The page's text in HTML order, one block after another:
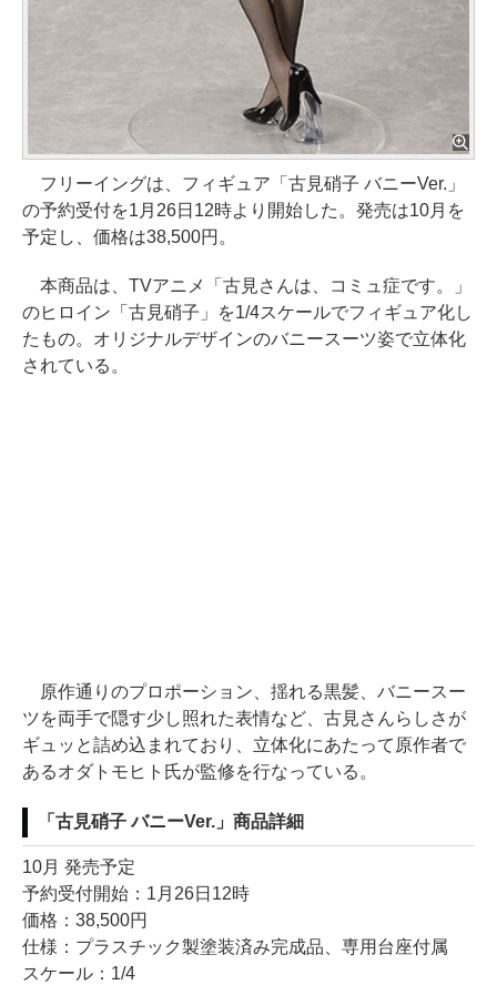
フリーイングは、フィギュア「古見硝子 バニーVer.」
の予約受付を1月26日12時より開始した。発売は10月を
予定し、価格は38,500円。
本商品は、TVアニメ「古見さんは、コミュ症です。」
のヒロイン「古見硝子」を1/4スケールでフィギュア化し
たもの。オリジナルデザインのバニースーツ姿で立体化
されている。
原作通りのプロポーション、揺れる黒髪、バニースー
ツを両手で隠す少し照れた表情など、古見さんらしさが
ギュッと詰め込まれており、立体化にあたって原作者で
あるオダトモヒト氏が監修を行なっている。
「古見硝子 バニーVer.」商品詳細
10月 発売予定
予約受付開始：1月26日12時
価格：38,500円
仕様：プラスチック製塗装済み完成品、専用台座付属
スケール：1/4